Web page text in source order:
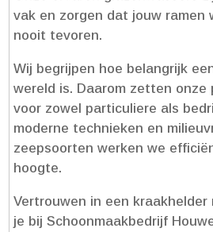
vak en zorgen dat jouw ramen
nooit tevoren.​
Wij begrijpen hoe belangrijk
wereld is.​ Daarom zetten onze
voor zowel particuliere als
moderne technieken en
zeepsoorten werken we
hoogte.​
Vertrouwen in een
je bij Schoonmaakbedrijf